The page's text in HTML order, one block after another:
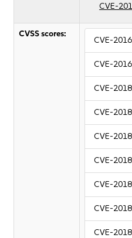
CVE-
CVSS scores:
CVE-
CVE-
CVE-
CVE-
CVE-
CVE-
CVE-
CVE-
CVE-